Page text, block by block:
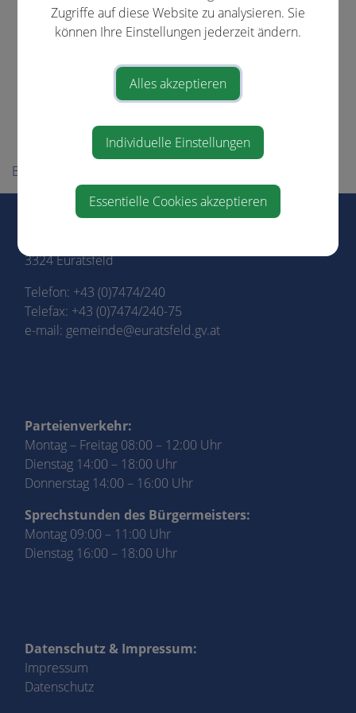
Zuständigkeiten
Gemeinderat
Über die Gemeinde
BÜRGERSERVICE
Marktgemeinde Euratsfeld
3324 Euratsfeld
Telefon: +43 (0)7474/240
Telefax: +43 (0)7474/240-75
e-mail: gemeinde@euratsfeld.gv.at
Parteienverkehr:
Montag – Freitag 08:00 – 12:00 Uhr
Dienstag 14:00 – 18:00 Uhr
Donnerstag 14:00 – 16:00 Uhr
Sprechstunden des Bürgermeisters:
Montag 09:00 – 11:00 Uhr
Dienstag 16:00 – 18:00 Uhr
Datenschutz & Impressum:
Impressum
Datenschutz
Zugriffe auf diese Website zu analysieren. Sie
können Ihre Einstellungen jederzeit ändern.
Alles akzeptieren
Individuelle Einstellungen
Essentielle Cookies akzeptieren